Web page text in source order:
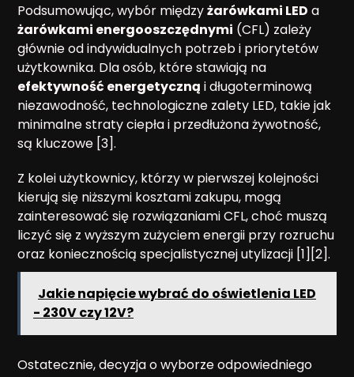
Podsumowując, wybór międzyżarówkami LED a
żarówkami energooszczędnymi (CFL) zależy
głównie od indywidualnych potrzeb i priorytetów
użytkownika. Dla osób, które stawiają na
efektywność energetyczną i długoterminową
niezawodność, technologiczne zalety LED, takie jak
minimalne straty ciepła i przedłużona żywotność,
są kluczowe [3].
Z kolei użytkownicy, którzy w pierwszej kolejności
kierują się niższymi kosztami zakupu, mogą
zainteresować się rozwiązaniami CFL, choć muszą
liczyć się z wyższym zużyciem energii przy rozruchu
oraz koniecznością specjalistycznej utylizacji [1][2].
Jakie napięcie wybrać do oświetlenia LED
- 230V czy 12V?
Ostatecznie, decyzja o wyborze odpowiedniego